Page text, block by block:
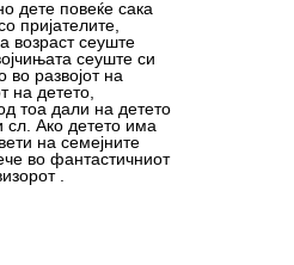
дете повеќе сака
пријателите,
возраст сеуште
сеуште си
во развојот на
на детето,
тоа дали на детето
сл. Ако детето има
на семејните
во фантастичниот
.